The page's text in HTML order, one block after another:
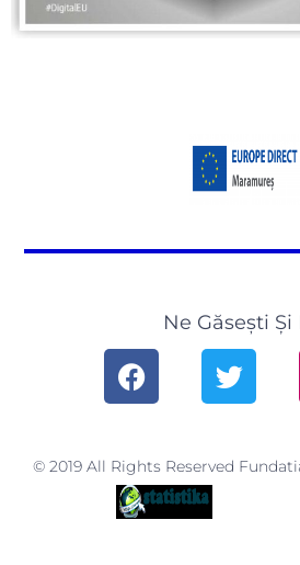
Ne Găsești Și
© 2019 All Rights Reserved